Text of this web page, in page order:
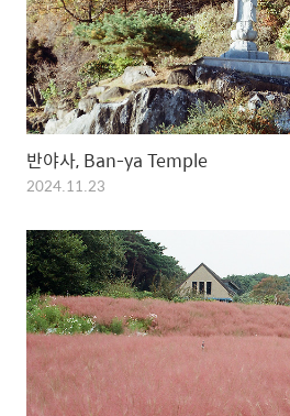
반야사, Ban-ya Temple
2024.11.23